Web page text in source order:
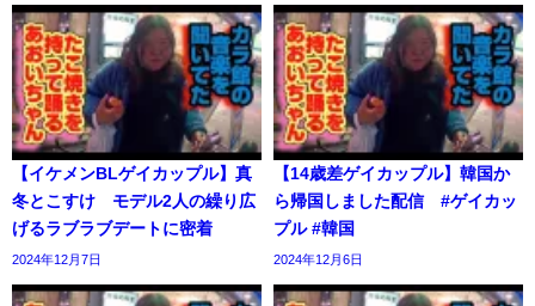
【イケメンBLゲイカップル】真
冬とこすけ モデル2人の繰り広
げるラブラブデートに密着
2024年12月7日
【14歳差ゲイカップル】韓国か
ら帰国しました配信 #ゲイカッ
プル #韓国
2024年12月6日